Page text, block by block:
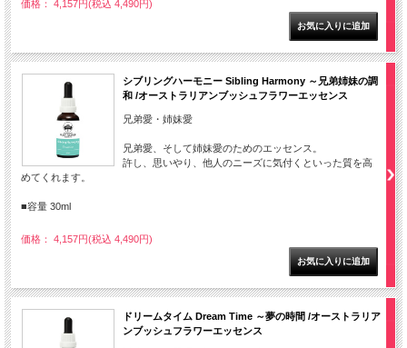
価格： 4,157円(税込 4,490円)
シブリングハーモニー Sibling Harmony ～兄弟姉妹の調
和 /オーストラリアンブッシュフラワーエッセンス
兄弟愛・姉妹愛
兄弟愛、そして姉妹愛のためのエッセンス。
許し、思いやり、他人のニーズに気付くといった質を高
めてくれます。
■容量 30ml
価格： 4,157円(税込 4,490円)
ドリームタイム Dream Time ～夢の時間 /オーストラリア
ンブッシュフラワーエッセンス